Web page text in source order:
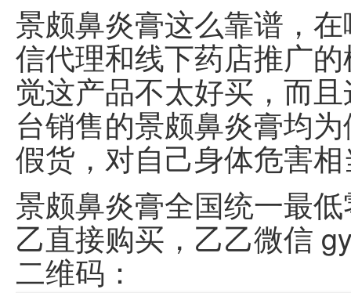
景颇鼻炎膏这么靠谱，
信代理和线下药店推广
觉这产品不太好买，而
台销售的景颇鼻炎膏均
假货，对自己身体危害
景颇鼻炎膏全国统一最
乙直接购买，乙乙微信
二维码：